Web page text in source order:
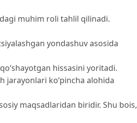
muhim roli tahlil qilinadi.
yondashuv asosida
hissasini yoritadi.
jarayonlari ko‘pincha alohida
maqsadlaridan biridir. Shu bois,